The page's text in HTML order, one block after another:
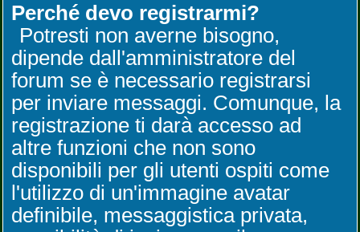
Perché devo registrarmi?
Potresti non averne bisogno,
dipende dall'amministratore del
forum se è necessario registrarsi
per inviare messaggi. Comunque, la
registrazione ti darà accesso ad
altre funzioni che non sono
disponibili per gli utenti ospiti come
l'utilizzo di un'immagine avatar
definibile, messaggistica privata,